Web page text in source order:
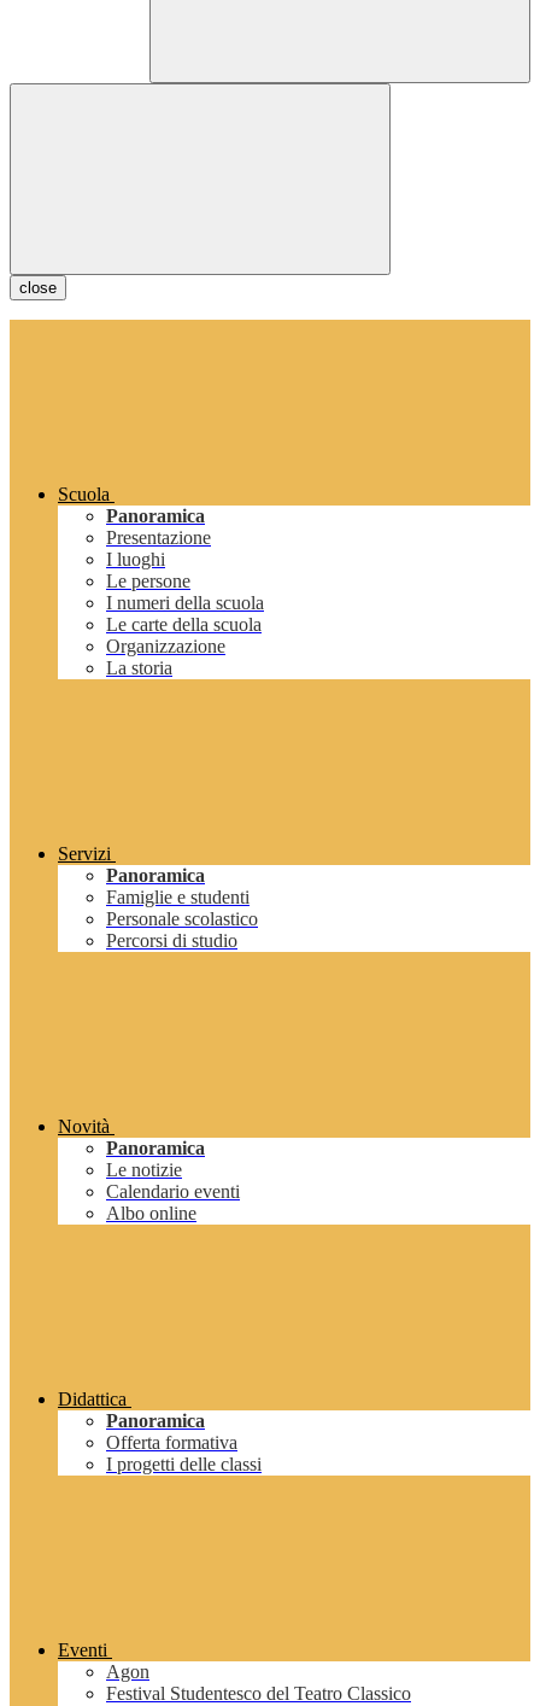
close
Scuola
Panoramica
Presentazione
I luoghi
Le persone
I numeri della scuola
Le carte della scuola
Organizzazione
La storia
Servizi
Panoramica
Famiglie e studenti
Personale scolastico
Percorsi di studio
Novità
Panoramica
Le notizie
Calendario eventi
Albo online
Didattica
Panoramica
Offerta formativa
I progetti delle classi
Eventi
Agon
Festival Studentesco del Teatro Classico